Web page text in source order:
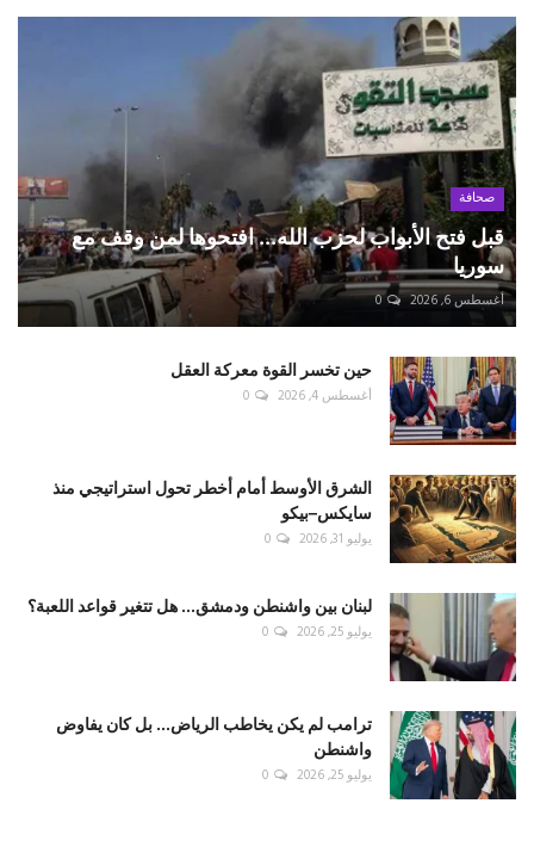
صحافة
قبل فتح الأبواب لحزب الله... افتحوها لمن وقف مع
سوريا
أغسطس 6, 2026 0
حين تخسر القوة معركة العقل
أغسطس 4, 2026 0
الشرق الأوسط أمام أخطر تحول استراتيجي منذ
سايكس–بيكو
يوليو 31, 2026 0
لبنان بين واشنطن ودمشق... هل تتغير قواعد اللعبة؟
يوليو 25, 2026 0
ترامب لم يكن يخاطب الرياض... بل كان يفاوض
واشنطن
يوليو 25, 2026 0